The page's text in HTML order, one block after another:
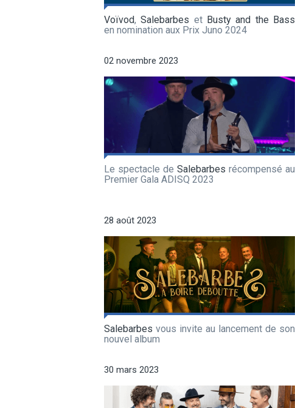
Voïvod,Salebarbes et Busty and the Bass
en nomination aux Prix Juno 2024
02 novembre 2023
Le spectacle de Salebarbes récompensé au
Premier Gala ADISQ 2023
28 août 2023
Salebarbes vous invite au lancement de son
nouvel album
30 mars 2023